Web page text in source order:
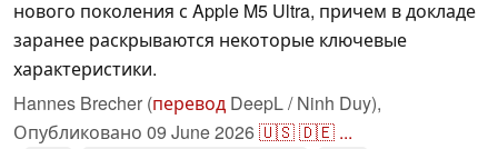
нового поколения с Apple M5 Ultra, причем в докладе
заранее раскрываются некоторые ключевые
характеристики.
Hannes Brecher (перевод DeepL / Ninh Duy),
Опубликовано 09 June 2026🇺🇸🇩🇪 ...